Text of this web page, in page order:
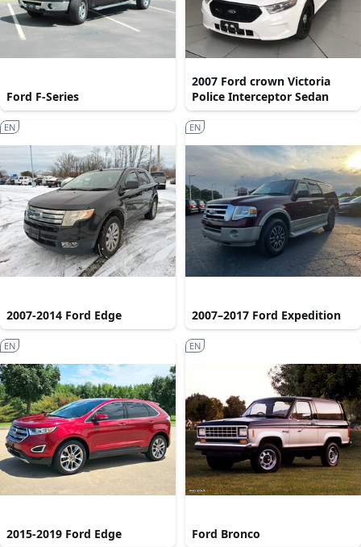
Ford F-Series
2007 Ford crown Victoria
Police Interceptor Sedan
2007-2014 Ford Edge
EN
2007–2017 Ford Expedition
EN
2015-2019 Ford Edge
EN
Ford Bronco
EN